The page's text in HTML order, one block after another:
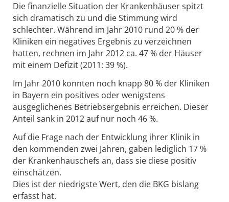
Die finanzielle Situation der Krankenhäuser spitzt
sich dramatisch zu und die Stimmung wird
schlechter. Während im Jahr 2010 rund 20 % der
Kliniken ein negatives Ergebnis zu verzeichnen
hatten, rechnen im Jahr 2012 ca. 47 % der Häuser
mit einem Defizit (2011: 39 %).
Im Jahr 2010 konnten noch knapp 80 % der Kliniken
in Bayern ein positives oder wenigstens
ausgeglichenes Betriebsergebnis erreichen. Dieser
Anteil sank in 2012 auf nur noch 46 %.
Auf die Frage nach der Entwicklung ihrer Klinik in
den kommenden zwei Jahren, gaben lediglich 17 %
der Krankenhauschefs an, dass sie diese positiv
einschätzen.
Dies ist der niedrigste Wert, den die BKG bislang
erfasst hat.